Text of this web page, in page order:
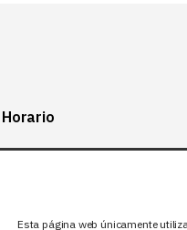
Esta página web únicamente
Horario
Lunes-Viernes: